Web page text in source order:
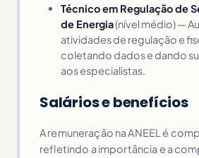
Técnico em Regulação de
de Energia(nível médio) —
atividades de regulação e
coletando dados e dando
aos especialistas.
Salários e benefícios
A remuneração na ANEEL é
refletindo a importância e a